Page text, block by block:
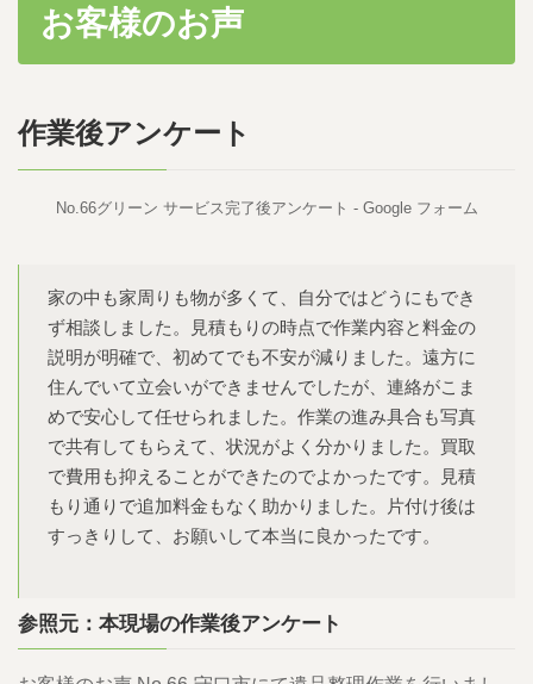
お客様のお声
作業後アンケート
No.66グリーン サービス完了後アンケート - Google フォーム
家の中も家周りも物が多くて、自分ではどうにもでき
ず相談しました。見積もりの時点で作業内容と料金の
説明が明確で、初めてでも不安が減りました。遠方に
住んでいて立会いができませんでしたが、連絡がこま
めで安心して任せられました。作業の進み具合も写真
で共有してもらえて、状況がよく分かりました。買取
で費用も抑えることができたのでよかったです。見積
もり通りで追加料金もなく助かりました。片付け後は
すっきりして、お願いして本当に良かったです。
参照元：本現場の作業後アンケート